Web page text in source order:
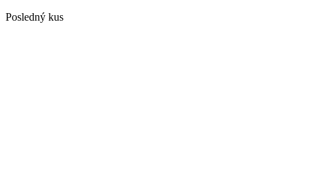
Posledný kus